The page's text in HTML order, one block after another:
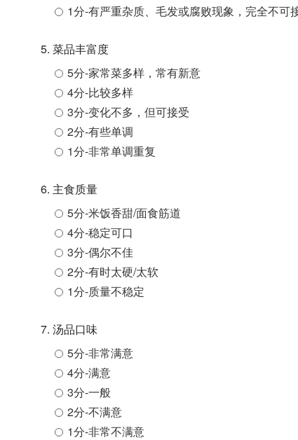
1分-有严重杂质、毛发或腐败现象，完全不可
5. 菜品丰富度
5分-家常菜多样，常有新意
4分-比较多样
3分-变化不多，但可接受
2分-有些单调
1分-非常单调重复
6. 主食质量
5分-米饭香甜/面食筋道
4分-稳定可口
3分-偶尔不佳
2分-有时太硬/太软
1分-质量不稳定
7. 汤品口味
5分-非常满意
4分-满意
3分-一般
2分-不满意
1分-非常不满意